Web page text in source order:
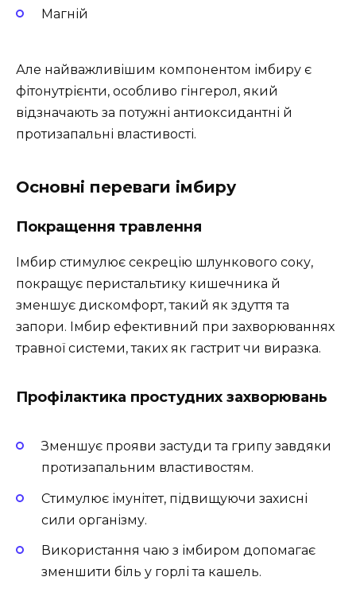
Магній
Але найважливішим компонентом імбиру є
фітонутрієнти, особливо гінгерол, який
відзначають за потужні антиоксидантні й
протизапальні властивості.
Основні переваги імбиру
Покращення травлення
Імбир стимулює секрецію шлункового соку,
покращує перистальтику кишечника й
зменшує дискомфорт, такий як здуття та
запори. Імбир ефективний при захворюваннях
травної системи, таких як гастрит чи виразка.
Профілактика простудних захворювань
Зменшує прояви застуди та грипу завдяки
протизапальним властивостям.
Стимулює імунітет, підвищуючи захисні
сили організму.
Використання чаю з імбиром допомагає
зменшити біль у горлі та кашель.